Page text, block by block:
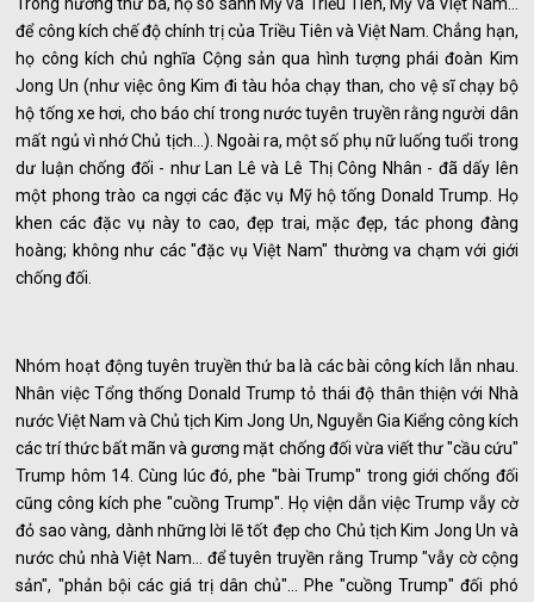
để công kích chế độ chính trị của Triều Tiên và Việt Nam. Chẳng hạn,
họ công kích chủ nghĩa Cộng sản qua hình tượng phái đoàn Kim
Jong Un (như việc ông Kim đi tàu hỏa chạy than, cho vệ sĩ chạy bộ
hộ tống xe hơi, cho báo chí trong nước tuyên truyền rằng người dân
mất ngủ vì nhớ Chủ tịch...). Ngoài ra, một số phụ nữ luống tuổi trong
dư luận chống đối - như Lan Lê và Lê Thị Công Nhân - đã dấy lên
một phong trào ca ngợi các đặc vụ Mỹ hộ tống Donald Trump. Họ
khen các đặc vụ này to cao, đẹp trai, mặc đẹp, tác phong đàng
hoàng; không như các "đặc vụ Việt Nam" thường va chạm với giới
chống đối.
Nhóm hoạt động tuyên truyền thứ ba là các bài công kích lẫn nhau.
Nhân việc Tổng thống Donald Trump tỏ thái độ thân thiện với Nhà
nước Việt Nam và Chủ tịch Kim Jong Un, Nguyễn Gia Kiểng công kích
các trí thức bất mãn và gương mặt chống đối vừa viết thư "cầu cứu"
Trump hôm 14. Cùng lúc đó, phe "bài Trump" trong giới chống đối
cũng công kích phe "cuồng Trump". Họ viện dẫn việc Trump vẫy cờ
đỏ sao vàng, dành những lời lẽ tốt đẹp cho Chủ tịch Kim Jong Un và
nước chủ nhà Việt Nam... để tuyên truyền rằng Trump "vẫy cờ cộng
sản", "phản bội các giá trị dân chủ"... Phe "cuồng Trump" đối phó